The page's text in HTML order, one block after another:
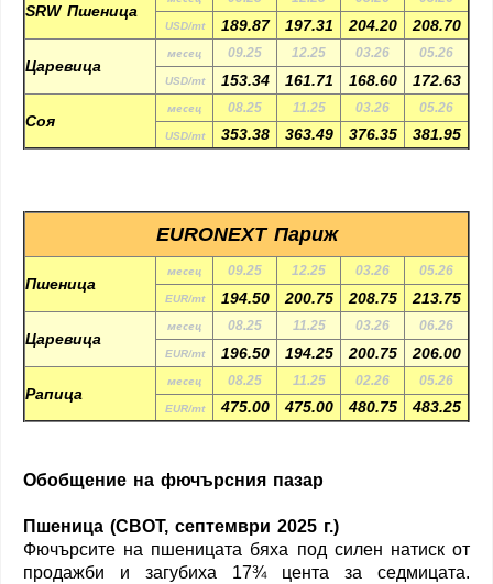
SRW Пшеница
USD/mt 189.87 197.31 204.20 208.70
Царевица
месец 09.25 12.25 03.26 05.26
USD/mt 153.34 161.71 168.60 172.63
Соя
месец 08.25 11.25 03.26 05.26
USD/mt 353.38 363.49 376.35 381.95
EURONEXT Париж
Пшеница
месец 09.25 12.25 03.26 05.26
EUR/mt 194.50 200.75 208.75 213.75
Царевица
месец 08.25 11.25 03.26 06.26
EUR/mt 196.50 194.25 200.75 206.00
Рапица
месец 08.25 11.25 02.26 05.26
EUR/mt 475.00 475.00 480.75 483.25
Обобщение на фючърсния пазар
Пшеница (CBOT, септември 2025 г.)
Фючърсите на пшеницата бяха под силен натиск от
продажби и загубиха 17¾ цента за седмицата.